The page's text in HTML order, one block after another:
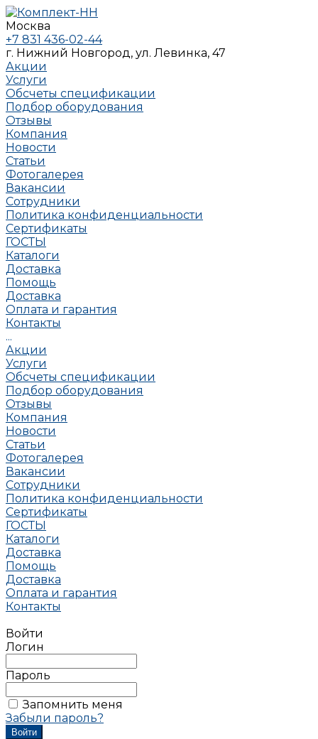
Москва
+7 831 436-02-44
г. Нижний Новгород, ул. Левинка, 47
Акции
Услуги
Обсчеты спецификации
Подбор оборудования
Отзывы
Компания
Новости
Статьи
Фотогалерея
Вакансии
Сотрудники
Политика конфиденциальности
Сертификаты
ГОСТЫ
Каталоги
Доставка
Помощь
Доставка
Оплата и гарантия
Контакты
...
Акции
Услуги
Обсчеты спецификации
Подбор оборудования
Отзывы
Компания
Новости
Статьи
Фотогалерея
Вакансии
Сотрудники
Политика конфиденциальности
Сертификаты
ГОСТЫ
Каталоги
Доставка
Помощь
Доставка
Оплата и гарантия
Контакты
Войти
Логин
Пароль
Запомнить меня
Забыли пароль?